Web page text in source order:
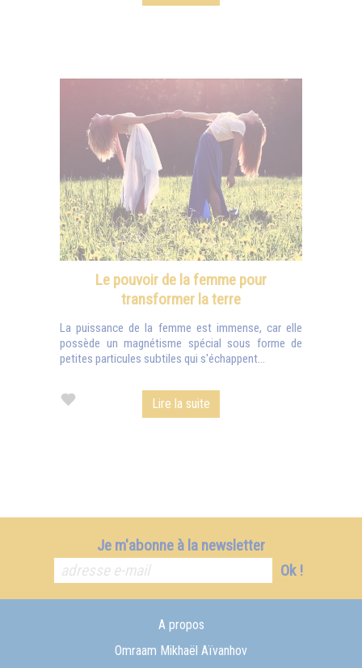
Le pouvoir de la femme pour
transformer la terre
La puissance de la femme est immense, car elle
possède un magnétisme spécial sous forme de
petites particules subtiles qui s'échappent...
Lire la suite
Je m'abonne à la newsletter
Ok !
A propos
Omraam Mikhaël Aïvanhov